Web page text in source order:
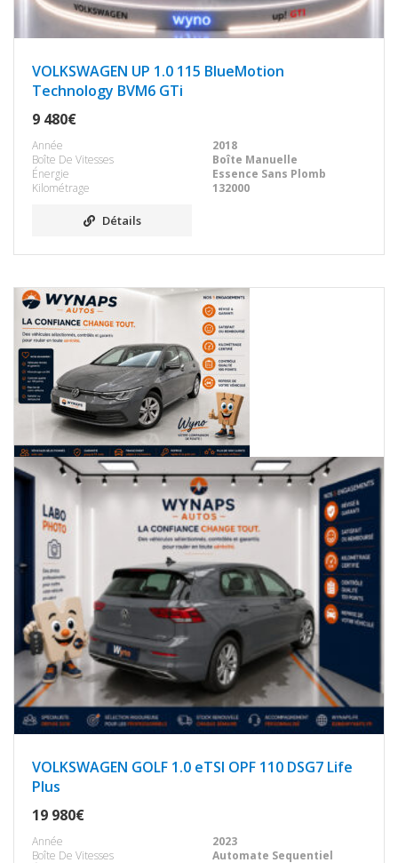
VOLKSWAGEN UP 1.0 115 BlueMotion
Technology BVM6 GTi
9 480€
Année
2018
Boîte De Vitesses
Boîte Manuelle
Énergie
Essence Sans Plomb
Kilométrage
132000
Détails
VOLKSWAGEN GOLF 1.0 eTSI OPF 110 DSG7 Life
Plus
19 980€
Année
2023
Boîte De Vitesses
Automate Sequentiel